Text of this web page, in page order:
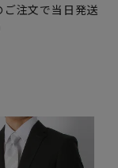
注文で当日発送